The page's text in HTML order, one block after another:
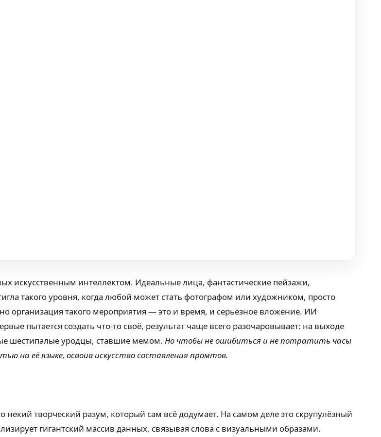
искусственным интеллектом. Идеальные лица, фантастические пейзажи,
такого уровня, когда любой может стать фотографом или художником, просто
организация такого мероприятия — это и время, и серьёзное вложение. ИИ
пытается создать что-то своё, результат чаще всего разочаровывает: на выходе
шестипалые уродцы, ставшие мемом. Но чтобы не ошибиться и не потратить часы
на её языке, освоив искусство составления промтов.
творческий разум, который сам всё додумает. На самом деле это скрупулёзный
гигантский массив данных, связывая слова с визуальными образами.